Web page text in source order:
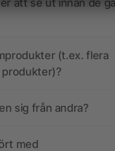
att se ut innan de
(t.ex. flera
sig från andra?
med